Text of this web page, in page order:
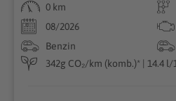
0 km
08/2026
Benzin
342g CO₂/km (komb.)* | 14.4